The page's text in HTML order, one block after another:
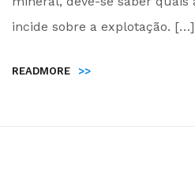
incide sobre a explotação. […]
READMORE >>